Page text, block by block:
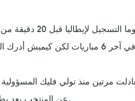
وافتتح لورينتسو
في 8 مباريات وتعادلت مرتين منذ تولي فليك
عن المنتخب بعد بطولة أوروبا العام الماضي.